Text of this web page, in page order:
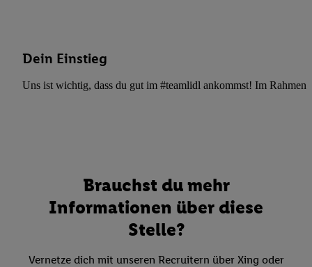
Dein Einstieg
Uns ist wichtig, dass du gut im #teamlidl ankommst! Im Rahmen
Brauchst du mehr
Informationen über diese
Stelle?
Vernetze dich mit unseren Recruitern über Xing oder